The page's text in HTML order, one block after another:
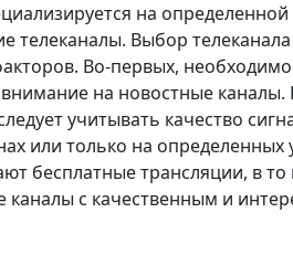
на определенной
телеканалы. Выбор телеканала
Во-первых,
на новостные каналы.
учитывать качество
или только на определенных
бесплатные трансляции, в то
каналы с качественным и